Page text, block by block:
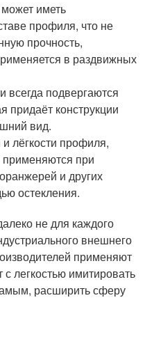
иметь
профиля, что не
прочность,
в раздвижных
всегда подвергаются
придаёт конструкции
вид.
лёгкости профиля,
при
и других
остекления.
не для каждого
внешнего
применяют
легкостью имитировать
расширить сферу